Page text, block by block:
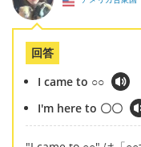
回答
I came to ○○
I'm here to 〇〇